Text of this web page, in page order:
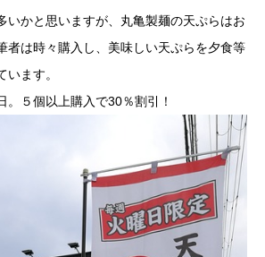
いかと思いますが、丸亀製麺の天ぷらはお
者は時々購入し、美味しい天ぷらを夕食等
います。
。５個以上購入で30％割引！